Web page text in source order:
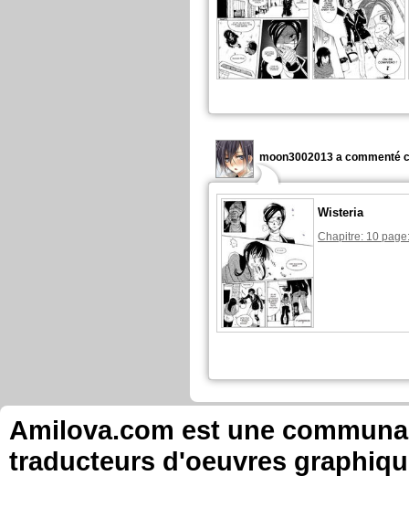
moon3002013 a commenté
Wisteria
Chapitre: 10
Amilova.com est une
traducteurs d'oeuvres